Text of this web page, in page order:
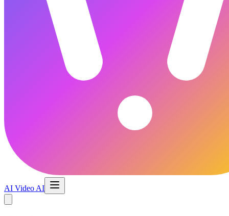
AI Video AI